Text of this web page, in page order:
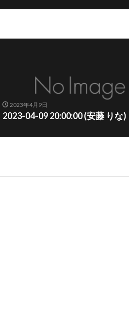
2023年4月9日
2023-04-09 20:00:00 (安藤 りな)